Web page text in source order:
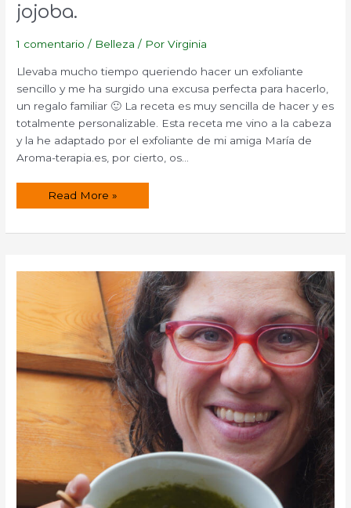
jojoba.
1 comentario / Belleza / PorVirginia
Llevaba mucho tiempo queriendo hacer un exfoliante
sencillo y me ha surgido una excusa perfecta para hacerlo,
un regalo familiar 🙂 La receta es muy sencilla de hacer y es
totalmente personalizable. Esta receta me vino a la cabeza
y la he adaptado por el exfoliante de mi amiga María de
Aroma-terapia.es, por cierto, os…
Exfoliante
de
Read More »